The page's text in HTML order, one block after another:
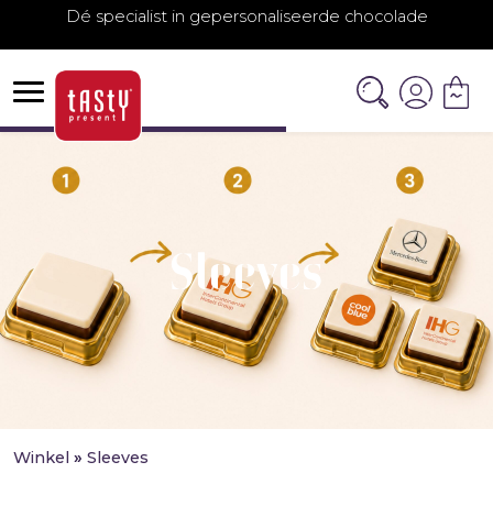
Dé specialist in gepersonaliseerde chocolade
Sleeves
Winkel » Sleeves